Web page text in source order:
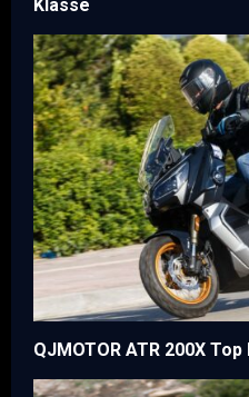
Klasse
QJMOTOR ATR 200X